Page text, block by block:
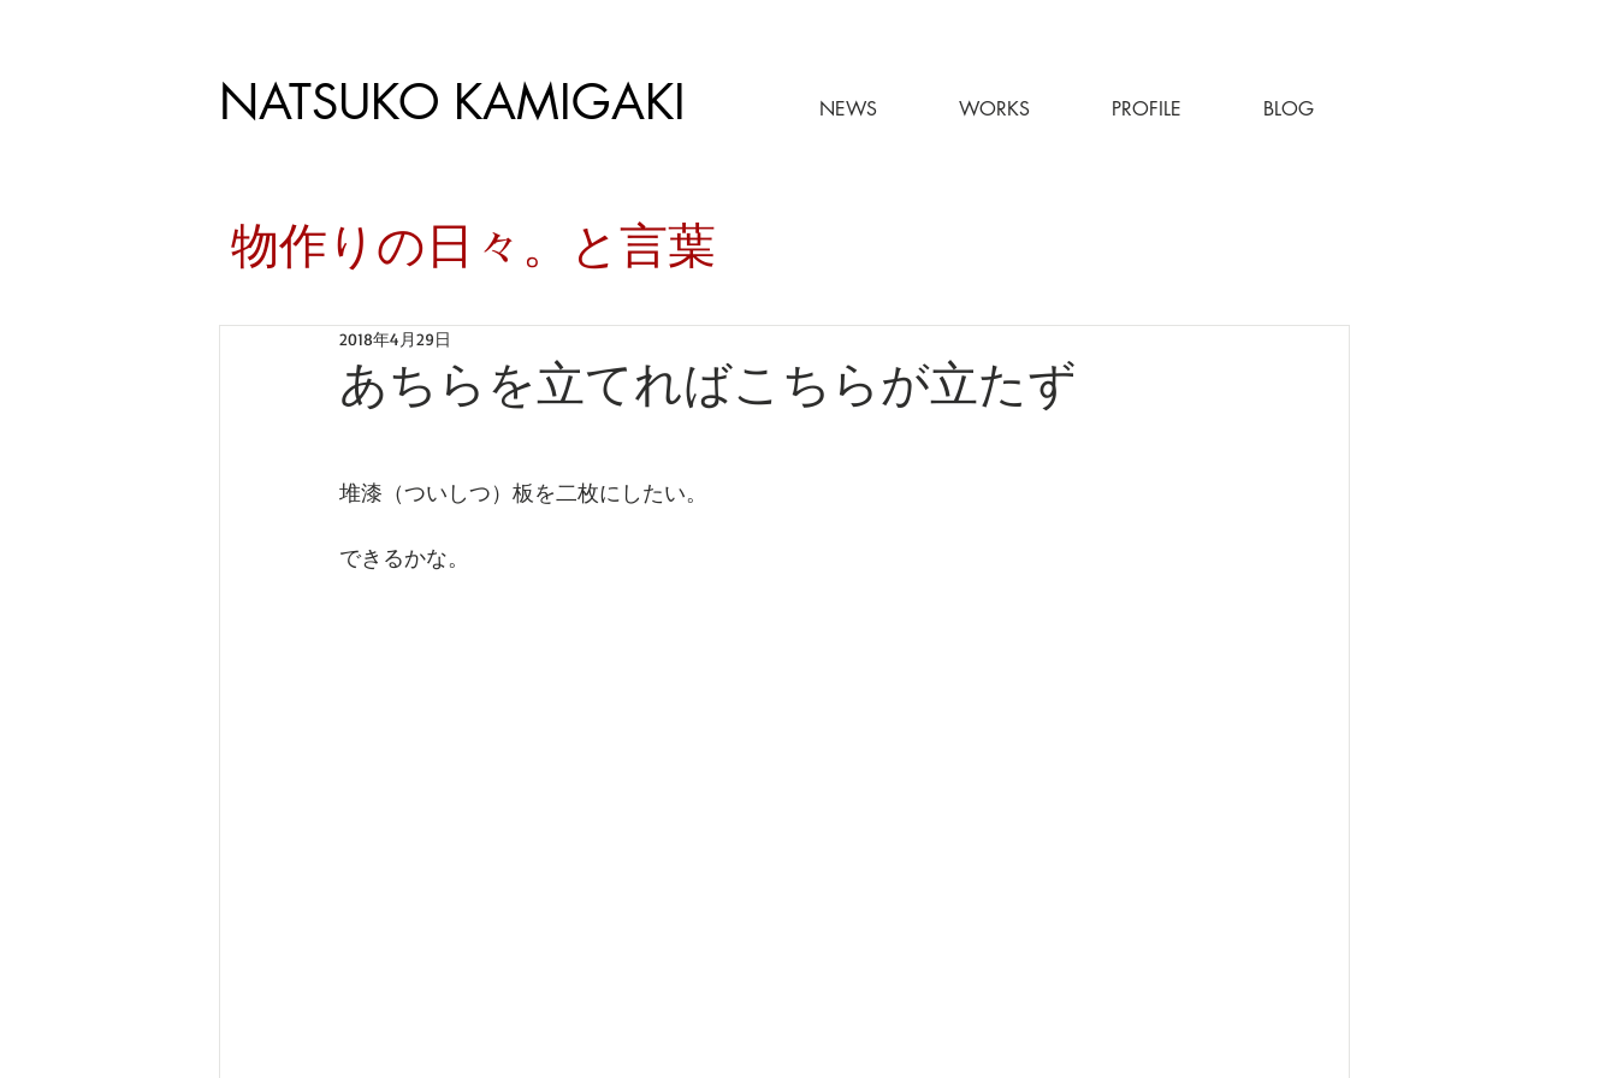
NATSUKO KAMIGAKI NEWS WORKS PROFILE BLOG
​物作りの日々。と言葉
あちらを立てればこちらが立たず
2018年4月29日
堆漆（ついしつ）板を二枚にしたい。
できるかな。